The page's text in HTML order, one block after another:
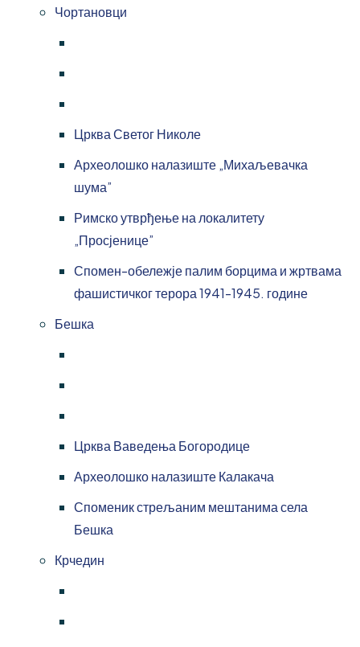
Чортановци
Црква Светог Николе
Археолошко налазиште „Михаљевачка
шума”
Римско утврђење на локалитету
„Просјенице”
Спомен-обележје палим борцима и жртвама
фашистичког терора 1941-1945. године
Бешка
Црква Ваведења Богородице
Археолошко налазиште Калакача
Споменик стрељаним мештанима села
Бешка
Крчедин